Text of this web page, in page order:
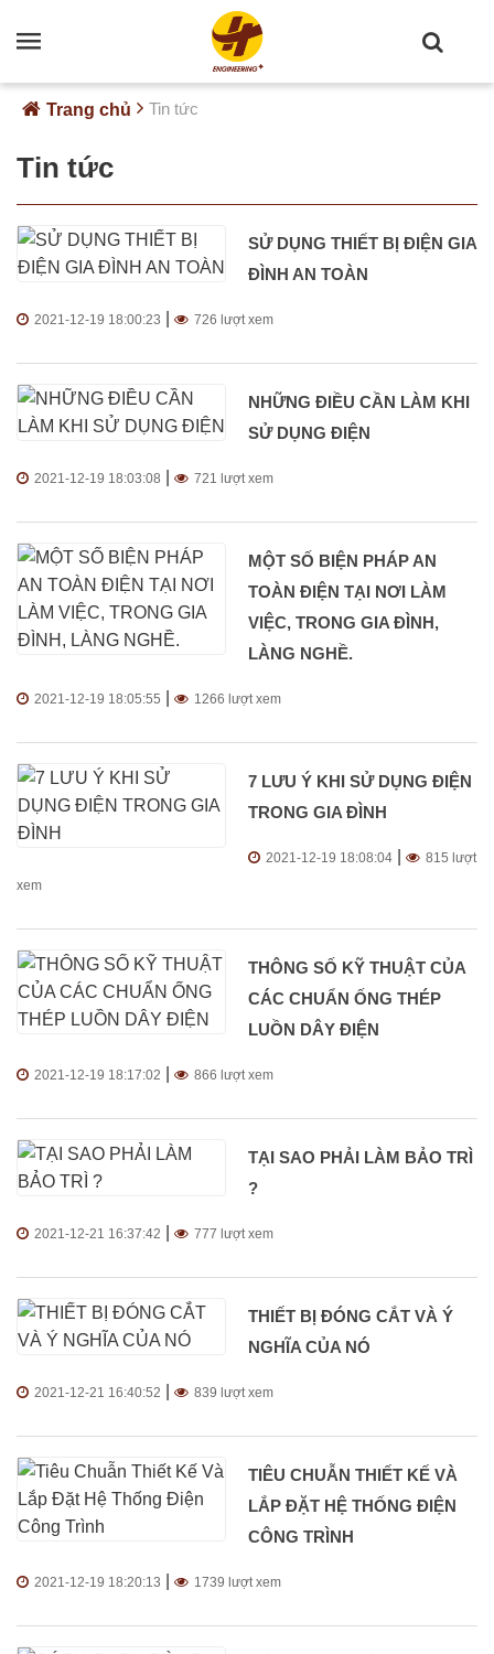
Trang chủ Tin tức
Tin tức
SỬ DỤNG THIẾT BỊ ĐIỆN GIA
ĐÌNH AN TOÀN
2021-12-19 18:00:23 726 lượt xem
NHỮNG ĐIỀU CẦN LÀM KHI
SỬ DỤNG ĐIỆN
2021-12-19 18:03:08 721 lượt xem
MỘT SỐ BIỆN PHÁP AN
TOÀN ĐIỆN TẠI NƠI LÀM
VIỆC, TRONG GIA ĐÌNH,
LÀNG NGHỀ.
2021-12-19 18:05:55 1266 lượt xem
7 LƯU Ý KHI SỬ DỤNG ĐIỆN
TRONG GIA ĐÌNH
2021-12-19 18:08:04
815 lượt
xem
THÔNG SỐ KỸ THUẬT CỦA
CÁC CHUẨN ỐNG THÉP
LUỒN DÂY ĐIỆN
2021-12-19 18:17:02 866 lượt xem
TẠI SAO PHẢI LÀM BẢO TRÌ
?
2021-12-21 16:37:42 777 lượt xem
THIẾT BỊ ĐÓNG CẮT VÀ Ý
NGHĨA CỦA NÓ
2021-12-21 16:40:52 839 lượt xem
TIÊU CHUẪN THIẾT KẾ VÀ
LẮP ĐẶT HỆ THỐNG ĐIỆN
CÔNG TRÌNH
2021-12-19 18:20:13 1739 lượt xem